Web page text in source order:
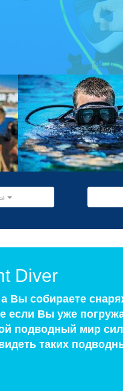
Diver
Вы собираете
если Вы уже
подводный мир
таких